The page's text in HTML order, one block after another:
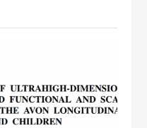
别出影响LDL的关键S
地，我们考察了不同
平的影响，并扩展分
数的主要个体与父母特
，我们提出了一种高效
准数据即可快速完成剪
保留模型性能。我们发
注意力层）仅依赖两种
信息，我们的方法仅剔
构，从而避免了再训练
速分解方法，将计算复